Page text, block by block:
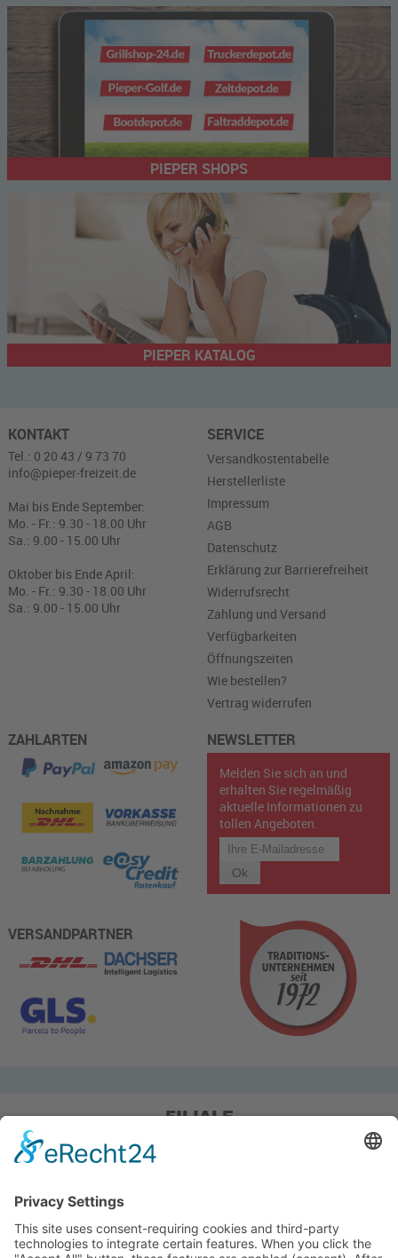
PIEPER SHOPS
PIEPER KATALOG
KONTAKT
Tel.: 0 20 43 / 9 73 70
info@pieper-freizeit.de
Mai bis Ende September:
Mo. - Fr.: 9.30 - 18.00 Uhr
Sa.: 9.00 - 15.00 Uhr
Oktober bis Ende April:
Mo. - Fr.: 9.30 - 18.00 Uhr
Sa.: 9.00 - 15.00 Uhr
SERVICE
Versandkostentabelle
Herstellerliste
Impressum
AGB
Datenschutz
Erklärung zur Barrierefreiheit
Widerrufsrecht
Zahlung und Versand
Verfügbarkeiten
Öffnungszeiten
Wie bestellen?
Vertrag widerrufen
ZAHLARTEN
VERSANDPARTNER
NEWSLETTER
Melden Sie sich an und
erhalten Sie regelmäßig
aktuelle Informationen zu
tollen Angeboten.
FILIALE
Pieper Grillshop-24/Golf
Sandstraße 14-18
Pieper Zelt/Boot/Camping